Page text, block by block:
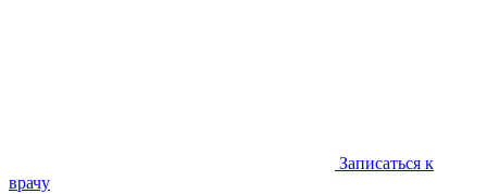
Записаться к
врачу